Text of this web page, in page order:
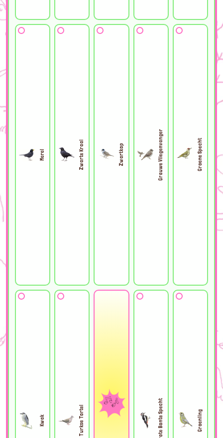
Merel Zwarte Kraai Zwartkop Grauwe Vliegenvanger Groene Specht
Kwak Turkse Tortel Grote Bonte Specht Groenling